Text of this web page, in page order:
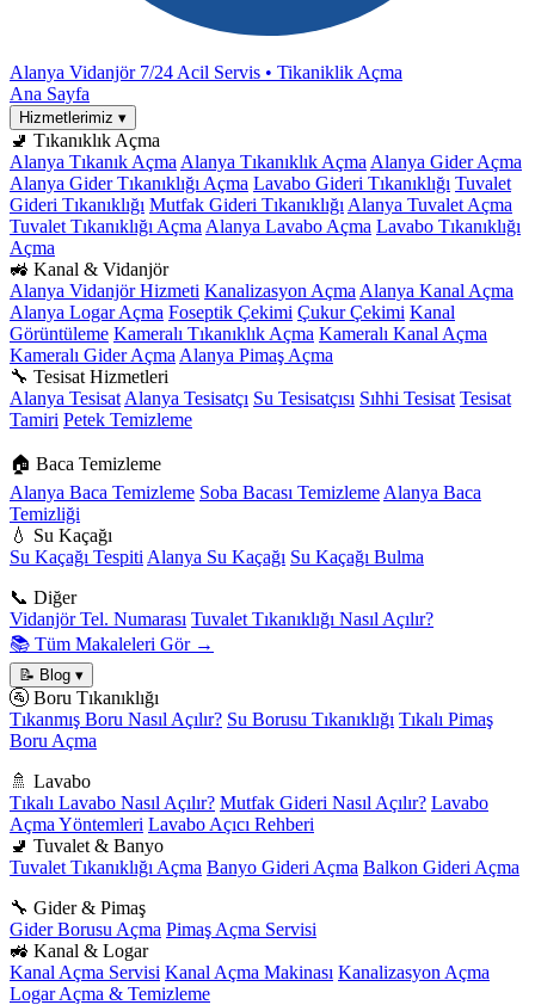
Alanya Vidanjör 7/24 Acil Servis • Tikaniklik Açma
Ana Sayfa
Hizmetlerimiz ▾
🚽 Tıkanıklık Açma
Alanya Tıkanık Açma Alanya Tıkanıklık Açma Alanya Gider Açma
Alanya Gider Tıkanıklığı Açma Lavabo Gideri Tıkanıklığı Tuvalet
Gideri Tıkanıklığı Mutfak Gideri Tıkanıklığı Alanya Tuvalet Açma
Tuvalet Tıkanıklığı Açma Alanya Lavabo Açma Lavabo Tıkanıklığı
Açma
🚜 Kanal & Vidanjör
Alanya Vidanjör Hizmeti Kanalizasyon Açma Alanya Kanal Açma
Alanya Logar Açma Foseptik Çekimi Çukur Çekimi Kanal
Görüntüleme Kameralı Tıkanıklık Açma Kameralı Kanal Açma
Kameralı Gider Açma Alanya Pimaş Açma
🔧 Tesisat Hizmetleri
Alanya Tesisat Alanya Tesisatçı Su Tesisatçısı Sıhhi Tesisat Tesisat
Tamiri Petek Temizleme
🏠 Baca Temizleme
Alanya Baca Temizleme Soba Bacası Temizleme Alanya Baca
Temizliği
💧 Su Kaçağı
Su Kaçağı Tespiti Alanya Su Kaçağı Su Kaçağı Bulma
📞 Diğer
Vidanjör Tel. Numarası Tuvalet Tıkanıklığı Nasıl Açılır?
📚 Tüm Makaleleri Gör →
📝 Blog ▾
🚰 Boru Tıkanıklığı
Tıkanmış Boru Nasıl Açılır? Su Borusu Tıkanıklığı Tıkalı Pimaş
Boru Açma
🚿 Lavabo
Tıkalı Lavabo Nasıl Açılır? Mutfak Gideri Nasıl Açılır? Lavabo
Açma Yöntemleri Lavabo Açıcı Rehberi
🚽 Tuvalet & Banyo
Tuvalet Tıkanıklığı Açma Banyo Gideri Açma Balkon Gideri Açma
🔧 Gider & Pimaş
Gider Borusu Açma Pimaş Açma Servisi
🚜 Kanal & Logar
Kanal Açma Servisi Kanal Açma Makinası Kanalizasyon Açma
Logar Açma & Temizleme